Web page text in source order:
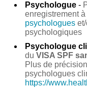
Psychologue -
enregistrement
psychologues
psychologiques
Psychologue
duVISA SPF
Plus de
psychologues
https://